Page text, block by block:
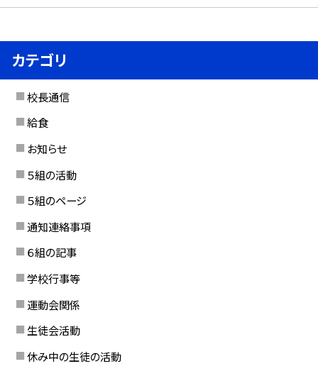
カテゴリ
校長通信
給食
お知らせ
５組の活動
５組のページ
通知連絡事項
６組の記事
学校行事等
運動会関係
生徒会活動
休み中の生徒の活動